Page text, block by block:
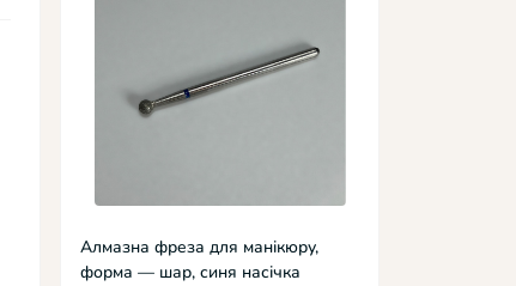
Алмазна фреза для манікюру,
форма — шар, синя насічка